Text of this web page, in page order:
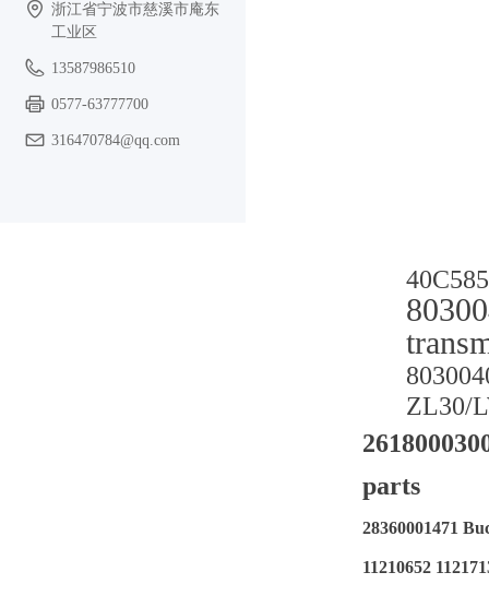
浙江省宁波市慈溪市庵东
工业区
13587986510
0577-63777700
316470784@qq.com
ZL30/
parts
28360001471
11210652